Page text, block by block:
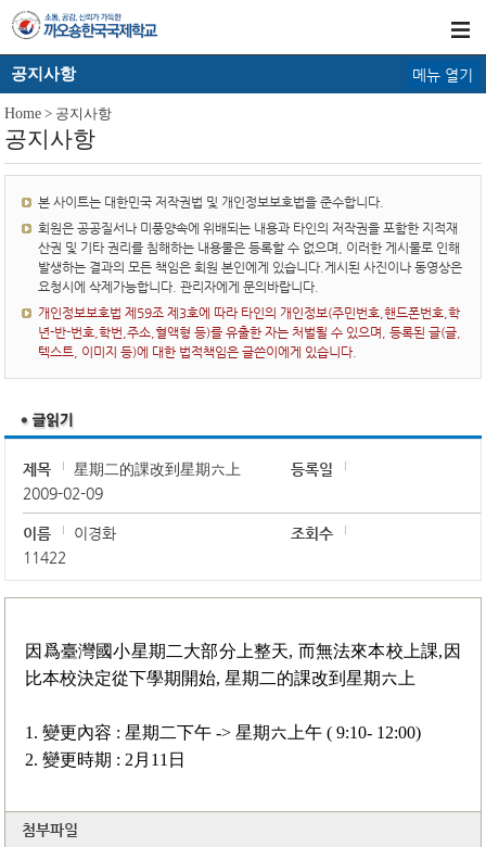
공지사항 메뉴 열기
Home > 공지사항
공지사항
본 사이트는 대한민국 저작권법 및 개인정보보호법을 준수합니다.
회원은 공공질서나 미풍양속에 위배되는 내용과 타인의 저작권을 포함한 지적재
산권 및 기타 권리를 침해하는 내용물은 등록할 수 없으며, 이러한 게시물로 인해
발생하는 결과의 모든 책임은 회원 본인에게 있습니다.게시된 사진이나 동영상은
요청시에 삭제가능합니다. 관리자에게 문의바랍니다.
개인정보보호법 제59조 제3호에 따라 타인의 개인정보(주민번호,핸드폰번호,학
년-반-번호,학번,주소,혈액형 등)를 유출한 자는 처벌될 수 있으며, 등록된 글(글,
텍스트, 이미지 등)에 대한 법적책임은 글쓴이에게 있습니다.
제목 星期二的課改到星期六上
등록일
2009-02-09
이름 이경화
조회수
11422
因爲臺灣國小星期二大部分上整天, 而無法來本校上課,因
比本校決定從下學期開始, 星期二的課改到星期六上
1. 變更內容 : 星期二下午 -> 星期六上午 ( 9:10- 12:00)
2. 變更時期 : 2月11日
첨부파일